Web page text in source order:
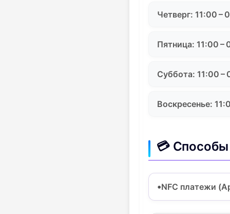
Четверг: 11:00 –
Пятница: 11:00 –
Суббота: 11:00 –
Воскресенье:
💳
NFC платежи